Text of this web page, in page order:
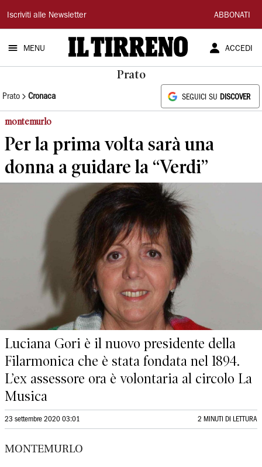
Il
Tirreno
Iscriviti alle Newsletter ABBONATI
MENU ACCEDI
Prato
Prato Cronaca SEGUICI SU DISCOVER
montemurlo
Per la prima volta sarà una
donna a guidare la “Verdi”
Luciana Gori è il nuovo presidente della
Filarmonica che è stata fondata nel 1894.
L’ex assessore ora è volontaria al circolo La
Musica
23 settembre 2020 03:01 2 MINUTI DI LETTURA
MONTEMURLO